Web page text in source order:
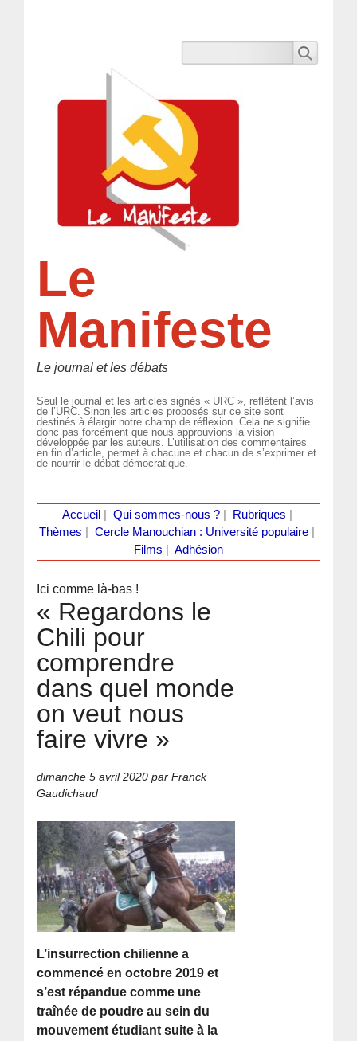
Le
Manifeste
Le journal et les débats
Seul le journal et les articles signés « URC », reflètent l’avis
de l’URC. Sinon les articles proposés sur ce site sont
destinés à élargir notre champ de réflexion. Cela ne signifie
donc pas forcément que nous approuvions la vision
développée par les auteurs. L’utilisation des commentaires
en fin d’article, permet à chacune et chacun de s’exprimer et
de nourrir le débat démocratique.
Accueil Qui sommes-nous ?| Rubriques
Thèmes
Cercle Manouchian : Université populaire
Films
Adhésion
Ici comme là-bas !
« Regardons le
Chili pour
comprendre
dans quel monde
on veut nous
faire vivre »
dimanche 5 avril 2020 par Franck
Gaudichaud
L’insurrection chilienne a
commencé en octobre 2019 et
s’est répandue comme une
traînée de poudre au sein du
mouvement étudiant suite à la